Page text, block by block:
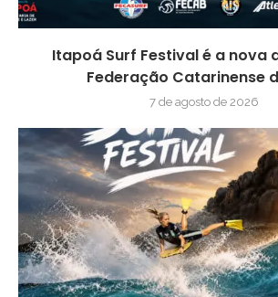
Itapoá Surf Festival é a nova
Federação Catarinense
7 de agosto de 2026